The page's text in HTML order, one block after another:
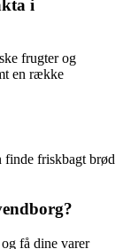
i
frugter og
en række
finde friskbagt brød
få dine varer